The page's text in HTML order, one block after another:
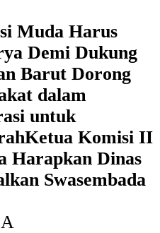
Muda Harus
Demi Dukung
Barut Dorong
dalam
untuk
Ketua Komisi II
Harapkan Dinas
Swasembada